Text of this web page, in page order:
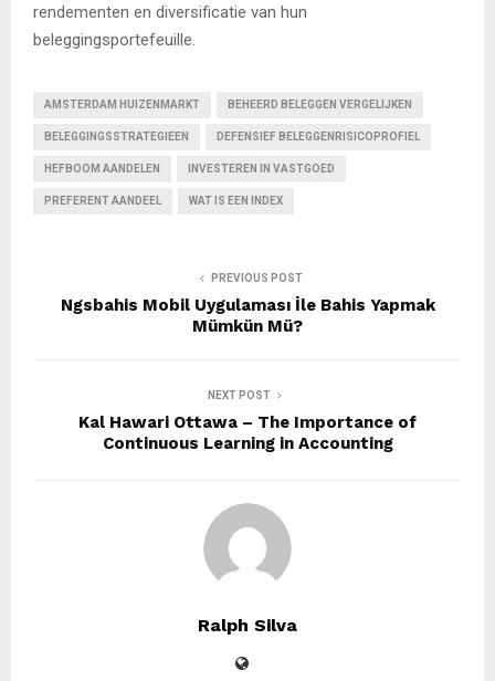
rendementen en diversificatie van hun
beleggingsportefeuille.
AMSTERDAM HUIZENMARKT BEHEERD BELEGGEN VERGELIJKEN
BELEGGINGSSTRATEGIEEN DEFENSIEF BELEGGENRISICOPROFIEL
HEFBOOM AANDELEN INVESTEREN IN VASTGOED
PREFERENT AANDEEL WAT IS EEN INDEX
PREVIOUS POST
Ngsbahis Mobil Uygulaması İle Bahis Yapmak
Mümkün Mü?
NEXT POST
Kal Hawari Ottawa – The Importance of
Continuous Learning in Accounting
Ralph Silva